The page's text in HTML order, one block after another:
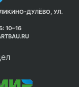
ДУЛЁВО, УЛ.
10–16